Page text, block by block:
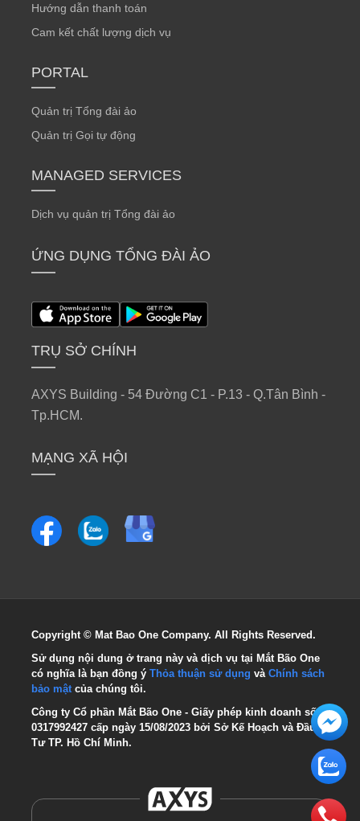
Hướng dẫn thanh toán
Cam kết chất lượng dịch vụ
PORTAL
Quản trị Tổng đài ảo
Quản trị Gọi tự động
MANAGED SERVICES
Dịch vụ quản trị Tổng đài ảo
ỨNG DỤNG TỔNG ĐÀI ẢO
TRỤ SỞ CHÍNH
AXYS Building - 54 Đường C1 - P.13 - Q.Tân Bình -
Tp.HCM.
MẠNG XÃ HỘI
Copyright © Mat Bao One Company. All Rights Reserved.
Sử dụng nội dung ở trang này và dịch vụ tại Mắt Bão One
có nghĩa là bạn đồng ý Thỏa thuận sử dụng và Chính sách
bảo mật của chúng tôi.
Công ty Cổ phần Mắt Bão One - Giấy phép kinh doanh số:
0317992427 cấp ngày 15/08/2023 bởi Sở Kế Hoạch và Đầu
Tư TP. Hồ Chí Minh.